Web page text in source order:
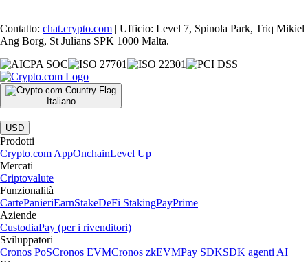
Contatto: chat.crypto.com | Ufficio: Level 7, Spinola Park, Triq Mikiel
Ang Borg, St Julians SPK 1000 Malta.
Italiano
|
USD
Prodotti
Crypto.com AppOnchainLevel Up
Mercati
Criptovalute
Funzionalità
CartePanieriEarnStakeDeFi StakingPayPrime
Aziende
CustodiaPay (per i rivenditori)
Sviluppatori
Cronos PoSCronos EVMCronos zkEVMPay SDKSDK agenti AI